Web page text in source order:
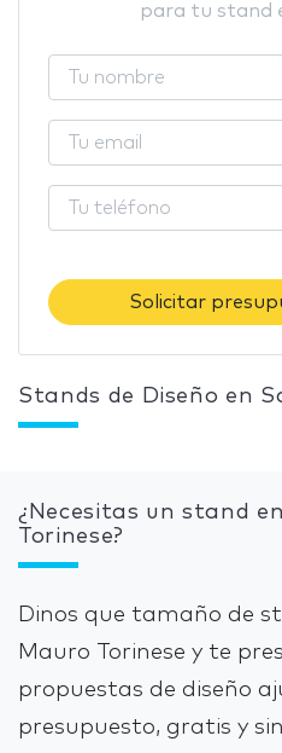
para tu stand
Solicitar
Stands de Diseño en
¿Necesitas un stand
Torinese?
Dinos que tamaño de
Mauro Torinese y te
propuestas de diseño
presupuesto, gratis y